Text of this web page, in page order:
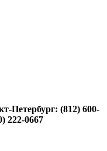
Петербург: (812) 600-
222-0667